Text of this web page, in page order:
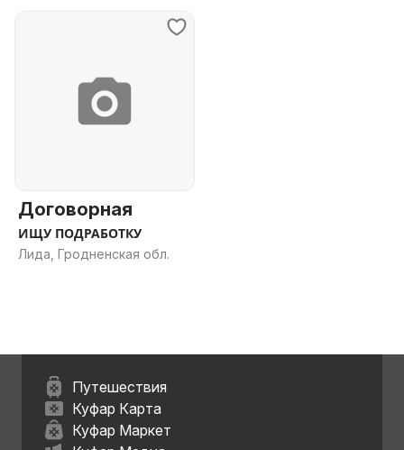
Договорная
ИЩУ ПОДРАБОТКУ
Лида, Гродненская обл.
Путешествия
Куфар Карта
Куфар Маркет